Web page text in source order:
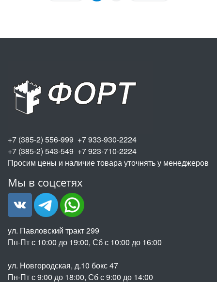
+7 (385-2) 556-999 +7 933-930-2224
+7 (385-2) 543-549 +7 923-710-2224
Просим цены и наличие товара уточнять у менеджеров
Мы в соцсетях
ул. Павловский тракт 299
Пн-Пт с 10:00 до 19:00, Сб с 10:00 до 16:00
ул. Новгородская, д.10 бокс 47
Пн-Пт с 9:00 до 18:00, Сб с 9:00 до 14:00